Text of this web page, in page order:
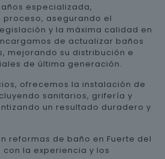
especializada,
asegurando el
y la máxima calidad en
de actualizar baños
mejorando su distribución e
de última generación.
ofrecemos la instalación de
sanitarios, grifería y
un resultado duradero y
reformas de baño en Fuerte del
con la experiencia y los